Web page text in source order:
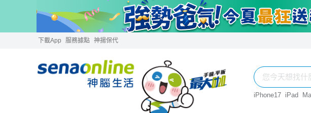
下載App 服務據點 神揚保代
iPhone17 iPad